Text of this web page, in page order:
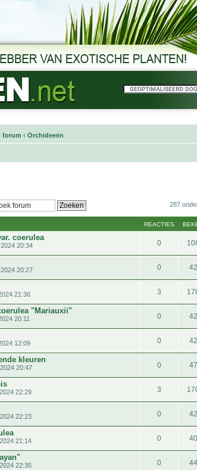
forum ‹ Orchideeën
287
REACTIES
coerulea
20:34 0
20:27 0
21:36 3
"Mariauxii"
20:11 0
12:09 0
kleuren
20:47 0
22:29 3
22:23 0
21:14 0
22:35 0